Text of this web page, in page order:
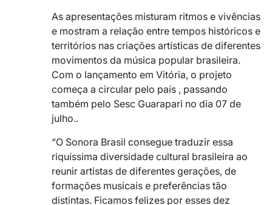
As apresentações misturam ritmos e vivências
e mostram a relação entre tempos históricos e
territórios nas criações artísticas de diferentes
movimentos da música popular brasileira.
Com o lançamento em Vitória, o projeto
começa a circular pelo país , passando
também pelo Sesc Guarapari no dia 07 de
julho..
“O Sonora Brasil consegue traduzir essa
riquíssima diversidade cultural brasileira ao
reunir artistas de diferentes gerações, de
formações musicais e preferências tão
distintas. Ficamos felizes por esses dez